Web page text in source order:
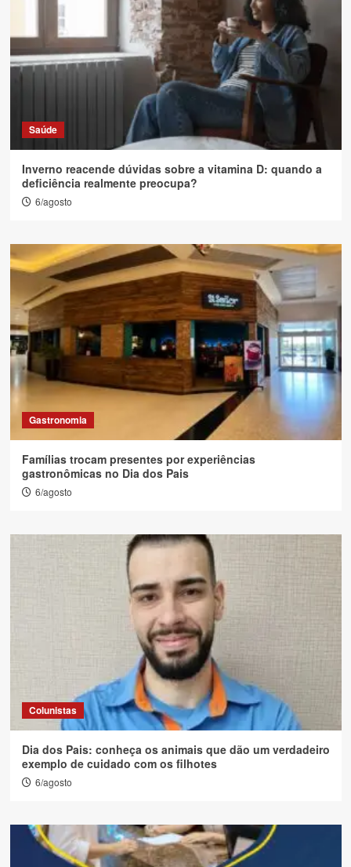
Saúde
Inverno reacende dúvidas sobre a vitamina D: quando a
deficiência realmente preocupa?
6/agosto
Gastronomia
Famílias trocam presentes por experiências
gastronômicas no Dia dos Pais
6/agosto
Colunistas
Dia dos Pais: conheça os animais que dão um verdadeiro
exemplo de cuidado com os filhotes
6/agosto